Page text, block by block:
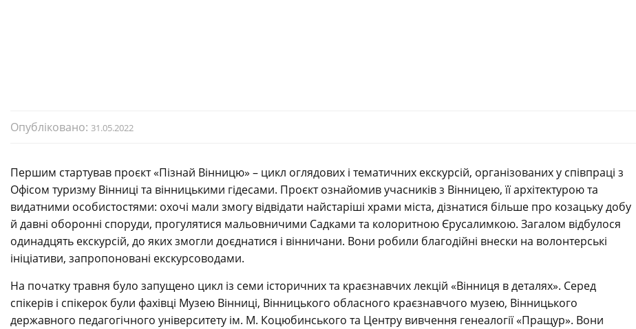
Опубліковано: 31.05.2022
Першим стартував проєкт «Пізнай Вінницю» – цикл оглядових і тематичних екскурсій, організованих у співпраці з
Офісом туризму Вінниці та вінницькими гідесами. Проєкт ознайомив учасників з Вінницею, її архітектурою та
видатними особистостями: охочі мали змогу відвідати найстаріші храми міста, дізнатися більше про козацьку добу
й давні оборонні споруди, прогулятися мальовничими Садками та колоритною Єрусалимкою. Загалом відбулося
одинадцять екскурсій, до яких змогли доєднатися і вінничани. Вони робили благодійні внески на волонтерські
ініціативи, запропоновані екскурсоводами.
На початку травня було запущено цикл із семи історичних та краєзнавчих лекцій «Вінниця в деталях». Серед
спікерів і спікерок були фахівці Музею Вінниці, Вінницького обласного краєзнавчого музею, Вінницького
державного педагогічного університету ім. М. Коцюбинського та Центру вивчення генеалогії «Пращур». Вони